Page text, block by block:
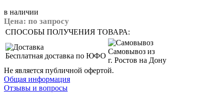
в наличии
Цена: по запросу
СПОСОБЫ ПОЛУЧЕНИЯ ТОВАРА:
Бесплатная доставка по ЮФО
Самовывоз из
г. Ростов на Дону
Не является публичной офертой.
Общая информация
Отзывы и вопросы